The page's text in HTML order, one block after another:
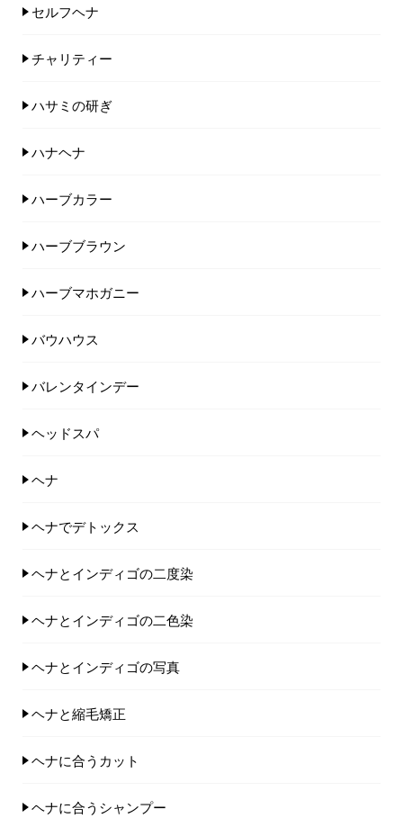
セルフヘナ
チャリティー
ハサミの研ぎ
ハナヘナ
ハーブカラー
ハーブブラウン
ハーブマホガニー
バウハウス
バレンタインデー
ヘッドスパ
ヘナ
ヘナでデトックス
ヘナとインディゴの二度染
ヘナとインディゴの二色染
ヘナとインディゴの写真
ヘナと縮毛矯正
ヘナに合うカット
ヘナに合うシャンプー